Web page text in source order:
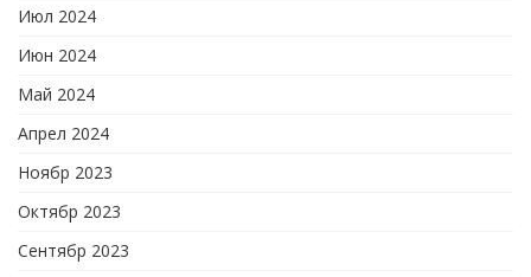
Июл 2024
Июн 2024
Май 2024
Апрел 2024
Ноябр 2023
Октябр 2023
Сентябр 2023